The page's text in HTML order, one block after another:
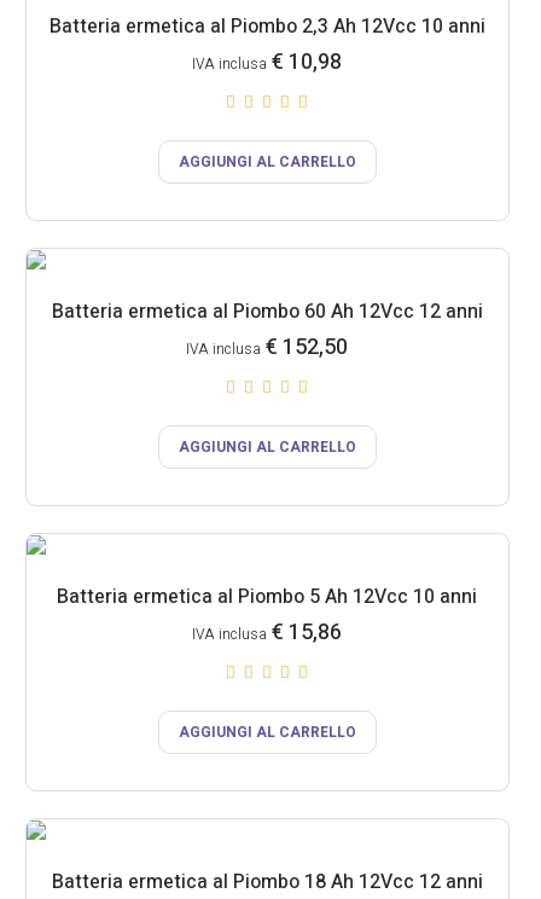
Batteria ermetica al Piombo 2,3 Ah 12Vcc 10 anni
€ 10,98
IVA inclusa
AGGIUNGI AL CARRELLO
Batteria ermetica al Piombo 60 Ah 12Vcc 12 anni
€ 152,50
IVA inclusa
AGGIUNGI AL CARRELLO
Batteria ermetica al Piombo 5 Ah 12Vcc 10 anni
€ 15,86
IVA inclusa
AGGIUNGI AL CARRELLO
Batteria ermetica al Piombo 18 Ah 12Vcc 12 anni